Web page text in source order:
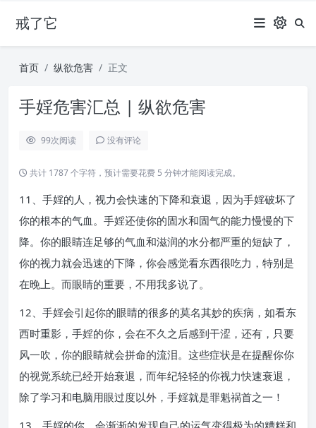
戒了它
首页 纵欲危害 正文
手婬危害汇总 | 纵欲危害
99次阅读 没有评论
共计 1787 个字符，预计需要花费 5 分钟才能阅读完成。
11、手婬的人，视力会快速的下降和衰退，因为手婬破坏了
你的根本的气血。手婬还使你的固水和固气的能力慢慢的下
降。你的眼睛连足够的气血和滋润的水分都严重的短缺了，
你的视力就会迅速的下降，你会感觉看东西很吃力，特别是
在晚上。而眼睛的重要，不用我多说了。
12、手婬会引起你的眼睛的很多的莫名其妙的疾病，如看东
西时重影，手婬的你，会在不久之后感到干涩，还有，只要
风一吹，你的眼睛就会拼命的流泪。这些症状是在提醒你你
的视觉系统已经开始衰退，而年纪轻轻的你视力快速衰退，
除了学习和电脑用眼过度以外，手婬就是罪魁祸首之一！
13、手婬的你，会渐渐的发现自己的运气变得极为的糟糕和